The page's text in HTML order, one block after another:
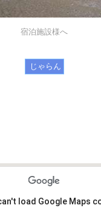
宿泊施設様へ
じゃらん
load Google Maps